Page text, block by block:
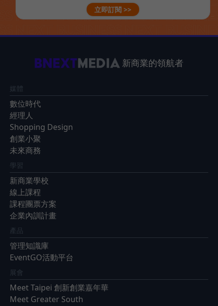
立即訂閱 >>
新商業的領航者
媒體
數位時代
經理人
Shopping Design
創業小聚
未來商務
學習
新商業學校
線上課程
課程團票方案
企業內訓計畫
產品
管理知識庫
EventGO活動平台
展會
Meet Taipei 創新創業嘉年華
Meet Greater South